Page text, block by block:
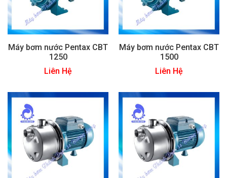
Máy bơm nước Pentax CBT
1250
Liên Hệ
Máy bơm nước Pentax CBT
1500
Liên Hệ